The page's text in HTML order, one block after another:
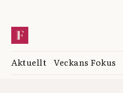
Aktuellt Veckans Fokus